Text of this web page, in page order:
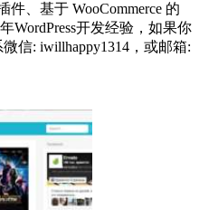
件、基于 WooCommerce 的
WordPress开发经验，如果你
信: iwillhappy1314，或邮箱: